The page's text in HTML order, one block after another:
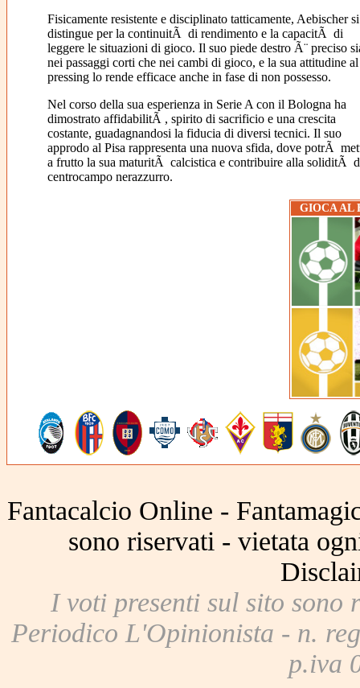
Fisicamente resistente e disciplinato tatticamente, Aebischer si
distingue per la continuitÃ di rendimento e la capacitÃ di
leggere le situazioni di gioco. Il suo piede destro Ã¨ preciso
nei passaggi corti che nei cambi di gioco, e la sua attitudine al
pressing lo rende efficace anche in fase di non possesso.
Nel corso della sua esperienza in Serie A con il Bologna ha
dimostrato affidabilitÃ , spirito di sacrificio e una crescita
costante, guadagnandosi la fiducia di diversi tecnici. Il suo
approdo al Pisa rappresenta una nuova sfida, dove potrÃ
a frutto la sua maturitÃ calcistica e contribuire alla soliditÃ
centrocampo nerazzurro.
GIOCA AL
Fantacalcio Online -
sono riservati - vietata
I voti presenti sul sito sono
Periodico L'Opinionista - n.
p.iva